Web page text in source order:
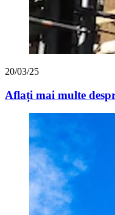
20/03/25
Aflați mai multe